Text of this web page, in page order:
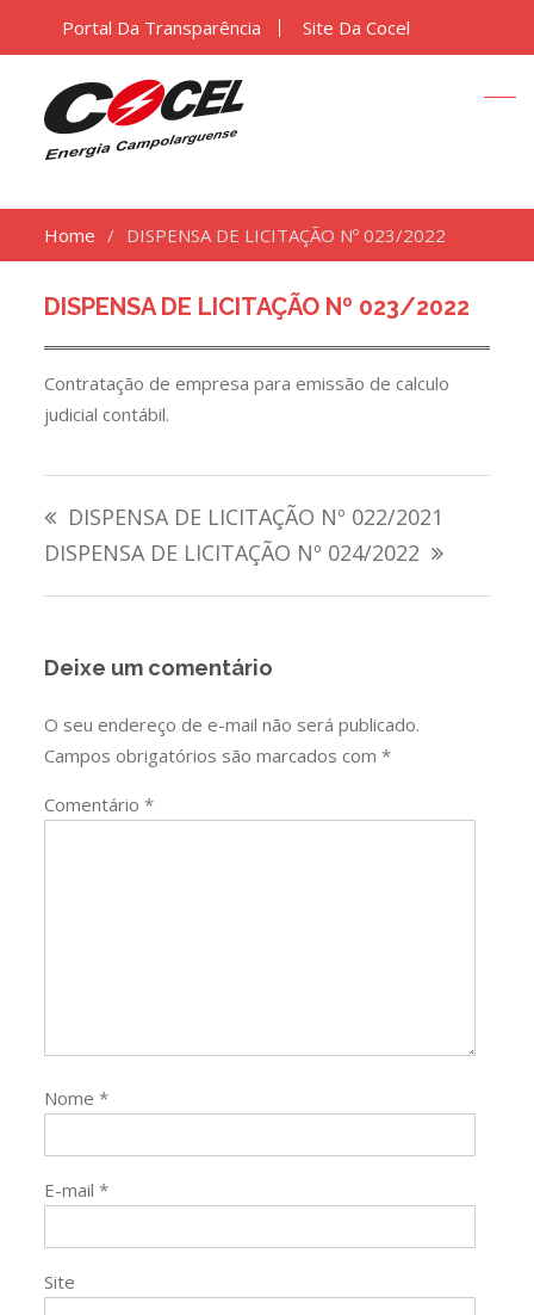
Portal Da Transparência Site Da Cocel
Home DISPENSA DE LICITAÇÃO Nº 023/2022
DISPENSA DE LICITAÇÃO Nº 023/2022
Contratação de empresa para emissão de calculo
judicial contábil.
DISPENSA DE LICITAÇÃO Nº 022/2021
DISPENSA DE LICITAÇÃO Nº 024/2022
Deixe um comentário
O seu endereço de e-mail não será publicado.
Campos obrigatórios são marcados com*
Comentário*
Nome*
E-mail*
Site